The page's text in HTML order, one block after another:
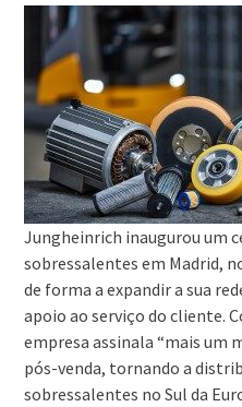
Jungheinrich inaugurou um
sobressalentes em Madrid,
de forma a expandir a sua
apoio ao serviço do cliente.
empresa assinala “mais um
pós-venda, tornando a
sobressalentes no Sul da